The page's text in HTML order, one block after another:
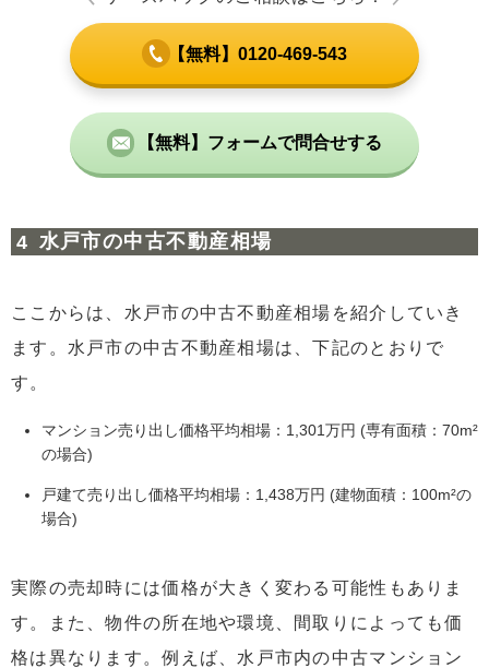
【無料】0120-469-543
【無料】フォームで問合せする
水戸市の中古不動産相場
ここからは、水戸市の中古不動産相場を紹介していき
ます。水戸市の中古不動産相場は、下記のとおりで
す。
マンション売り出し価格平均相場：1,301万円 (専有面積：70m²
の場合)
戸建て売り出し価格平均相場：1,438万円 (建物面積：100m²の
場合)
実際の売却時には価格が大きく変わる可能性もありま
す。また、物件の所在地や環境、間取りによっても価
格は異なります。例えば、水戸市内の中古マンション